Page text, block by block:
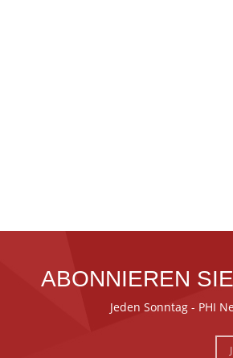
ABONNIEREN
Jeden Sonntag - PHI